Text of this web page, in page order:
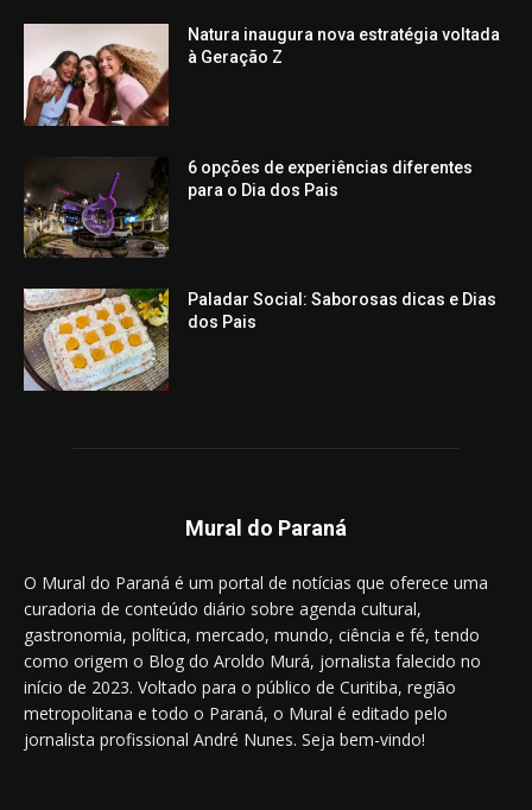
Natura inaugura nova estratégia voltada
à Geração Z
6 opções de experiências diferentes
para o Dia dos Pais
Paladar Social: Saborosas dicas e Dias
dos Pais
Mural do Paraná
O Mural do Paraná é um portal de notícias que oferece uma
curadoria de conteúdo diário sobre agenda cultural,
gastronomia, política, mercado, mundo, ciência e fé, tendo
como origem o Blog do Aroldo Murá, jornalista falecido no
início de 2023. Voltado para o público de Curitiba, região
metropolitana e todo o Paraná, o Mural é editado pelo
jornalista profissional André Nunes. Seja bem-vindo!